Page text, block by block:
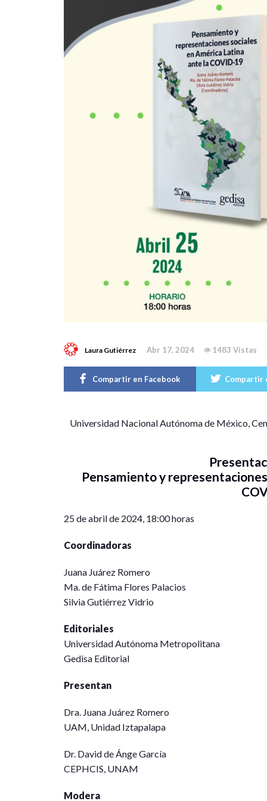
Laura Gutiérrez Abr 17, 2024 1483 Vistas
Compartir en Facebook Compartir
Universidad Nacional Autónoma de México,
Pensamiento y
25 de abril de 2024, 18:00 horas
Coordinadoras
Juana Juárez Romero
Ma. de Fátima Flores Palacios
Silvia Gutiérrez Vidrio
Editoriales
Universidad Autónoma Metropolitana
Gedisa Editorial
Presentan
Dra. Juana Juárez Romero
UAM, Unidad Iztapalapa
Dr. David de Ánge García
CEPHCIS, UNAM
Modera